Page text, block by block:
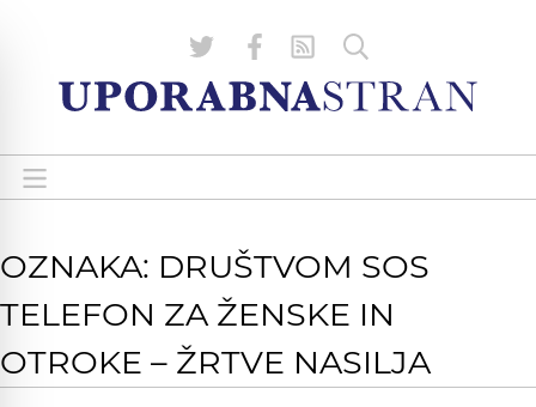
OZNAKA: DRUŠTVOM SOS
TELEFON ZA ŽENSKE IN
OTROKE – ŽRTVE NASILJA